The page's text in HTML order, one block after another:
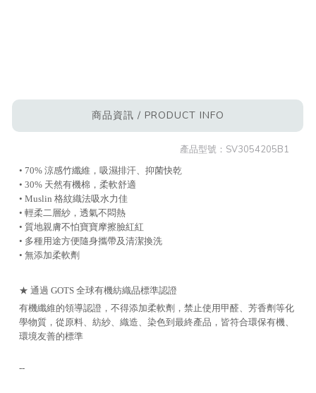
商品資訊 / PRODUCT INFO
產品型號： SV3054205B1
• 70% 涼感竹纖維，吸濕排汗、抑菌快乾
• 30% 天然有機棉，柔軟舒適
• Muslin 格紋織法吸水力佳
• 輕柔二層紗，透氣不悶熱
• 質地親膚不怕寶寶摩擦臉紅紅
• 多種用途方便隨身攜帶及清潔換洗
• 無添加柔軟劑
★ 通過 GOTS 全球有機紡織品標準認證
有機纖維的領導認證，不得添加柔軟劑，禁止使用甲醛、芳香劑等化
學物質，從原料、紡紗、織造、染色到最終產品，皆符合環保有機、
環境友善的標準
--